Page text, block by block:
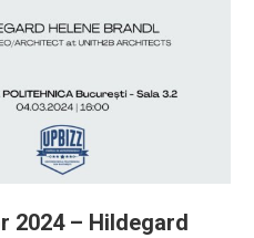
2024 – Hildegard